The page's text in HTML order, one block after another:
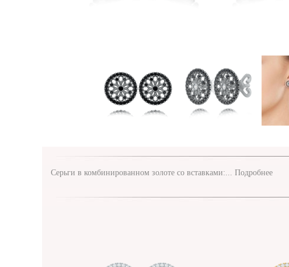
Серьги в комбинированном золоте со вставками:... Подробнее